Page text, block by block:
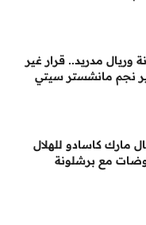
وريال مدريد.. قرار غير
نجم مانشستر سيتي
مارك كاسادو للهلال
مع برشلونة